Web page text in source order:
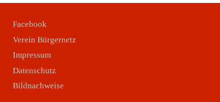
Facebook
Verein Bürgernetz
Impressum
Datenschutz
Bildnachweise